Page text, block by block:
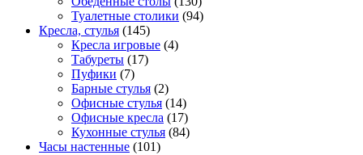
Туалетные столики (94)
Кресла, стулья (145)
Кресла игровые (4)
Табуреты (17)
Пуфики (7)
Барные стулья (2)
Офисные стулья (14)
Офисные кресла (17)
Кухонные стулья (84)
Часы настенные (101)